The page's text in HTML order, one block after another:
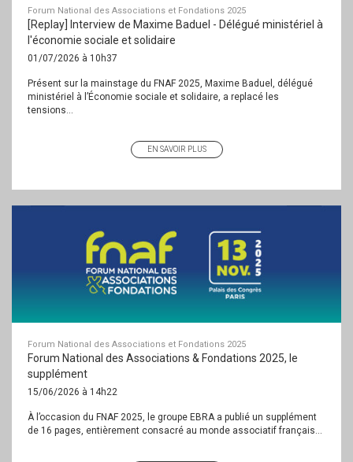
Forum National des Associations et Fondations 2025
[Replay] Interview de Maxime Baduel - Délégué ministériel à
l'économie sociale et solidaire
01/07/2026 à 10h37
Présent sur la mainstage du FNAF 2025, Maxime Baduel, délégué
ministériel à l’Économie sociale et solidaire, a replacé les
tensions...
EN SAVOIR PLUS
Forum National des Associations et Fondations 2025
Forum National des Associations & Fondations 2025, le
supplément
15/06/2026 à 14h22
À l’occasion du FNAF 2025, le groupe EBRA a publié un supplément
de 16 pages, entièrement consacré au monde associatif français...